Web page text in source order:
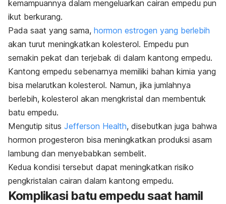
kemampuannya dalam mengeluarkan cairan empedu pun
ikut berkurang.
Pada saat yang sama, hormon estrogen yang berlebih
akan turut meningkatkan kolesterol. Empedu pun
semakin pekat dan terjebak di dalam kantong empedu.
Kantong empedu sebenarnya memiliki bahan kimia yang
bisa melarutkan kolesterol. Namun, jika jumlahnya
berlebih, kolesterol akan mengkristal dan membentuk
batu empedu.
Mengutip situs Jefferson Health, disebutkan juga bahwa
hormon progesteron bisa meningkatkan produksi asam
lambung dan menyebabkan sembelit.
Kedua kondisi tersebut dapat meningkatkan risiko
pengkristalan cairan dalam kantong empedu.
Komplikasi batu empedu saat hamil